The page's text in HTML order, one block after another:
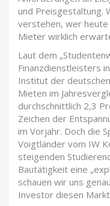
und Preisgestaltung.
verstehen, wer
Mieter wirklich
Laut dem
Finanzdienstleisters
Institut der
Mieten im
durchschnittlich 2,3
Zeichen der
im Vorjahr. Doch die
Voigtländer vom IW
steigenden
Bautätigkeit eine
schauen wir uns
Investor diesen